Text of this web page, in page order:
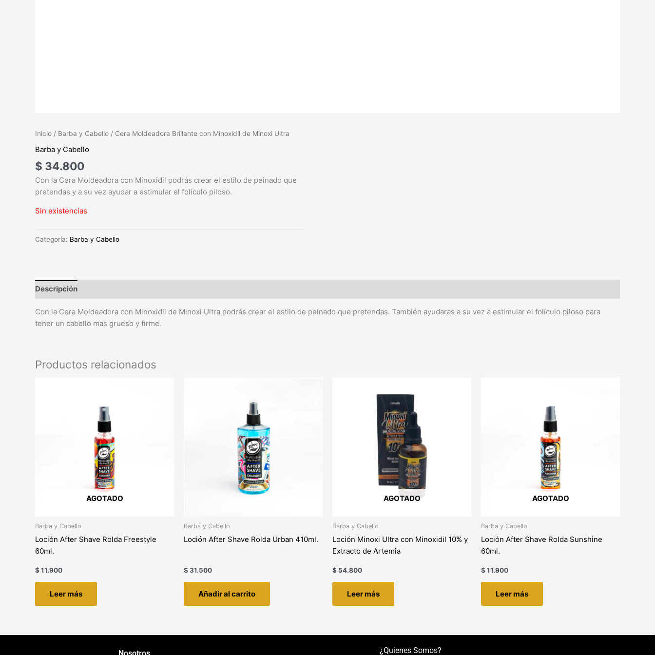
Inicio / Barba y Cabello / Cera Moldeadora Brillante con Minoxidil de Minoxi Ultra
Barba y Cabello
$ 34.800
Con la Cera Moldeadora con Minoxidil podrás crear el estilo de peinado que
pretendas y a su vez ayudar a estimular el folículo piloso.
Sin existencias
Categoría: Barba y Cabello
Descripción
Con la Cera Moldeadora con Minoxidil de Minoxi Ultra podrás crear el estilo de peinado que pretendas. También ayudaras a su vez a estimular el folículo piloso para
tener un cabello mas grueso y firme.
Productos relacionados
AGOTADO
Barba y Cabello
Loción After Shave Rolda Freestyle
60ml.
$11.900
Leer más
Barba y Cabello
Loción After Shave Rolda Urban 410ml.
$31.500
Añadir al carrito
AGOTADO
Barba y Cabello
Loción Minoxi Ultra con Minoxidil 10% y
Extracto de Artemia
$ 54.800
Leer más
AGOTADO
Barba y Cabello
Loción After Shave Rolda Sunshine
60ml.
$11.900
Leer más
Nosotros ¿Quienes Somos?